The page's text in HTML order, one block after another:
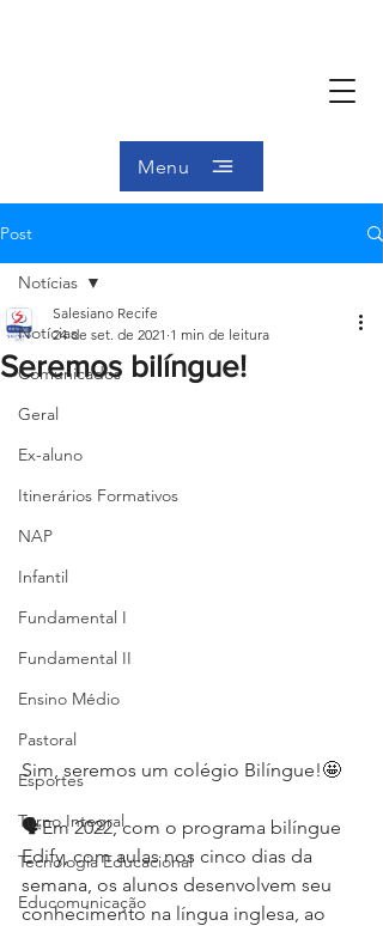
Menu
Post
Notícias
Comunicados
Geral
Ex-aluno
Itinerários Formativos
NAP
Infantil
Fundamental I
Fundamental II
Ensino Médio
Pastoral
Esportes
Turno Integral
Tecnologia Educacional
Educomunicação
Notícias
Seremos bilíngue!
Salesiano Recife
24 de set. de 2021 1 min de leitura
Sim, seremos um colégio Bilíngue!🤩
🗣Em 2022, com o programa bilíngue
Edify, com aulas nos cinco dias da
semana, os alunos desenvolvem seu
conhecimento na língua inglesa, ao